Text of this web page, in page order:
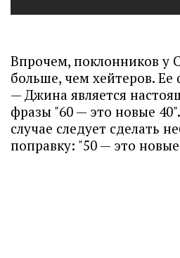
Впрочем, поклонников у
больше, чем хейтеров.
— Джина является
фразы "60 — это новые
случае следует сделать
поправку: "50 — это